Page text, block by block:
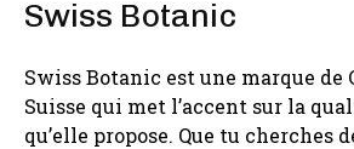
Swiss Botanic
Swiss Botanic est une marque de
Suisse qui met l’accent sur la
qu’elle propose. Que tu cherches